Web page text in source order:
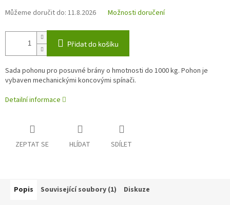
Můžeme doručit do: 11.8.2026 Možnosti doručení
Přidat do košíku
Sada pohonu pro posuvné brány o hmotnosti do 1000 kg. Pohon je
vybaven mechanickými koncovými spínači.
Detailní informace
ZEPTAT SE HLÍDAT SDÍLET
Popis Související soubory (1) Diskuze